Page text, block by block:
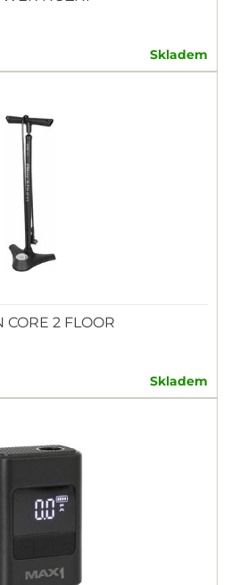
Skladem
2 FLOOR
Skladem